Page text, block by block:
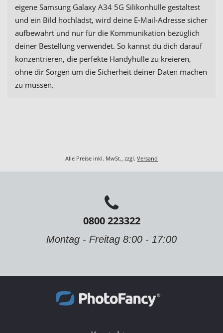
eigene Samsung Galaxy A34 5G Silikonhülle gestaltest
und ein Bild hochlädst, wird deine E-Mail-Adresse sicher
aufbewahrt und nur für die Kommunikation bezüglich
deiner Bestellung verwendet. So kannst du dich darauf
konzentrieren, die perfekte Handyhülle zu kreieren,
ohne dir Sorgen um die Sicherheit deiner Daten machen
zu müssen.
Alle Preise inkl. MwSt., zzgl. Versand
0800 223322
Montag - Freitag 8:00 - 17:00